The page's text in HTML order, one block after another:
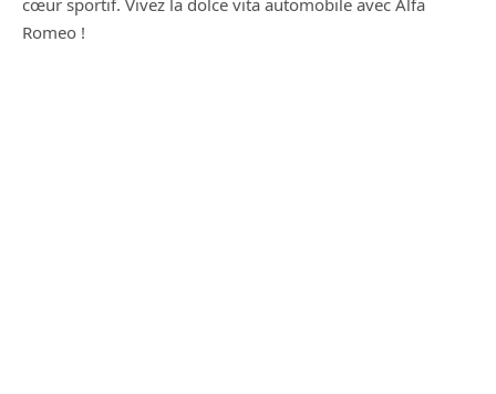
cœur sportif. Vivez la dolce vita automobile avec Alfa
Romeo !